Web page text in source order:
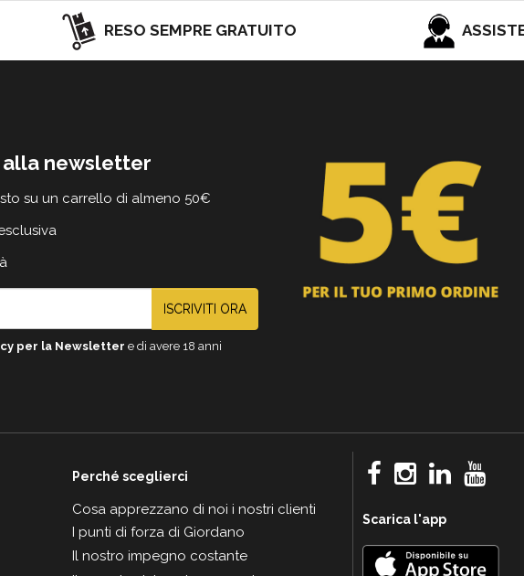
RESO SEMPRE GRATUITO
alla newsletter
su un carrello di almeno 50€
ISCRIVITI ORA
per la Newsletter e di avere 18 anni
Perché sceglierci
Cosa apprezzano di noi i nostri clienti
I punti di forza di Giordano
Il nostro impegno costante
Scarica l'app